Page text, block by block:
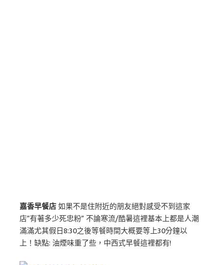
嘉香早餐店 如果不是住附近的朋友絕對感受不到這家
店”有著多少死忠粉” 不論寒流/酷暑這裡基本上都是人潮
滿滿尤其假日8:30之後等餐時間大概要等上30分鐘以
上！缺點: 油煙味重了些，中西式早餐這裡都有!